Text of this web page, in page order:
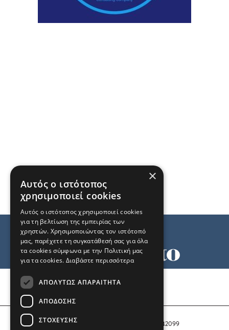
Αριθμός Πιστοποίησης Μ.Η.Τ. 242099
×
Αυτός ο ιστότοπος
χρησιμοποιεί cookies
Αυτός ο ιστότοπος χρησιμοποιεί cookies
για τη βελτίωση της εμπειρίας των
χρηστών. Χρησιμοποιώντας τον ιστότοπό
μας, παρέχετε τη συγκατάθεσή σας για όλα
τα cookies σύμφωνα με την Πολιτική μας
για τα cookies. Διαβάστε περισσότερα
ΑΠΟΛΎΤΩΣ ΑΠΑΡΑΊΤΗΤΑ
ΑΠΌΔΟΣΗΣ
ΣΤΌΧΕΥΣΗΣ